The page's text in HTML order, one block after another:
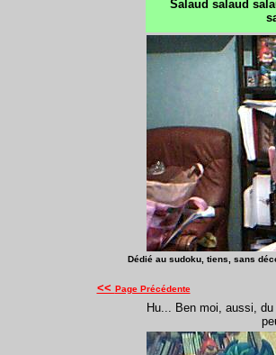
Salaud salaud
Dédié au sudoku, tiens, sans
<< Page Précédente
Hu... Ben moi, aussi,